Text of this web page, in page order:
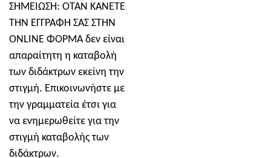
ΣΗΜΕΙΩΣΗ: ΌΤΑΝ ΚΑΝΕΤΕ
ΤΗΝ ΕΓΓΡΑΦΗ ΣΑΣ ΣΤΗΝ
ONLINE ΦΟΡΜΑ δεν είναι
απαραίτητη η καταβολή
των διδάκτρων εκείνη την
στιγμή. Επικοινωνήστε με
την γραμματεία έτσι για
να ενημερωθείτε για την
στιγμή καταβολής των
διδάκτρων.